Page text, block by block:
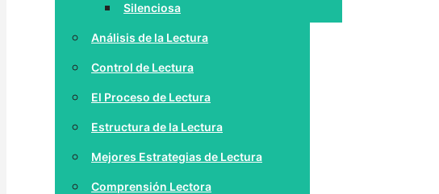
Silenciosa
Análisis de la Lectura
Control de Lectura
El Proceso de Lectura
Estructura de la Lectura
Mejores Estrategias de Lectura
Comprensión Lectora